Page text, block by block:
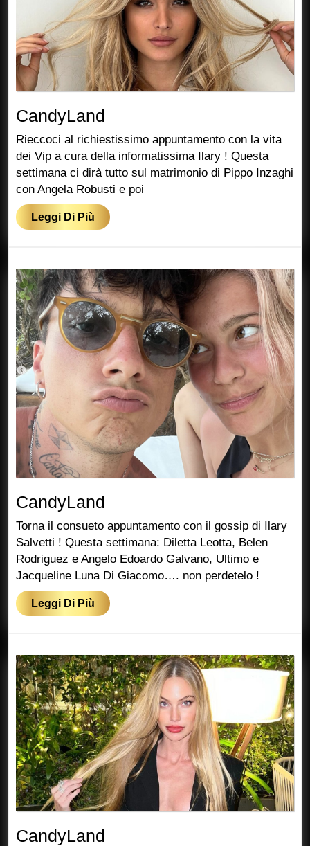
CandyLand
Rieccoci al richiestissimo appuntamento con la vita
dei Vip a cura della informatissima Ilary ! Questa
settimana ci dirà tutto sul matrimonio di Pippo Inzaghi
con Angela Robusti e poi
Leggi Di Più Leggi
Di
CandyLand
Torna il consueto appuntamento con il gossip di Ilary
Salvetti ! Questa settimana: Diletta Leotta, Belen
Rodriguez e Angelo Edoardo Galvano, Ultimo e
Jacqueline Luna Di Giacomo…. non perdetelo !
Leggi Di Più Leggi
Di
CandyLand